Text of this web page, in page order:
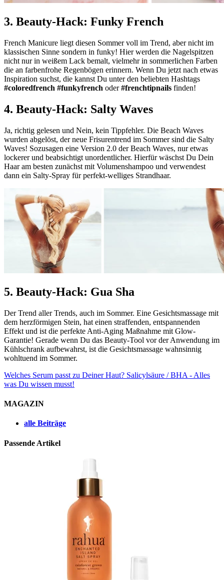
3. Beauty-Hack: Funky French
French Manicure liegt diesen Sommer voll im Trend, aber nicht im
klassischen Sinne sondern in funky! Hier werden die Nagelspitzen
nicht nur in weißem Lack bemalt, vielmehr in sommerlichen Farben
die an farbenfrohe Regenbögen erinnern. Wenn Du jetzt nach etwas
Inspiration suchst, die kannst Du unter den beliebten Hashtags
#coloredfrench #funkyfrench oder#frenchtipnails finden!
4. Beauty-Hack: Salty Waves
Ja, richtig gelesen und Nein, kein Tippfehler. Die Beach Waves
wurden abgelöst, der neue Frisurentrend im Sommer sind die Salty
Waves! Sozusagen eine Version 2.0 der Beach Waves, nur etwas
lockerer und beabsichtigt unordentlicher. Hierfür wäschst Du Dein
Haar am besten zunächst mit Volumenshampoo und verwendest
dann ein Salty-Spray für perfekt-welliges Strandhaar.
5. Beauty-Hack: Gua Sha
Der Trend aller Trends, auch im Sommer. Eine Gesichtsmassage mit
dem herzförmigen Stein, hat einen straffenden, entspannenden
Effekt und ist die perfekte Anti-Aging Maßnahme mit Glow-
Garantie! Gerade wenn Du das Beauty-Tool vor der Anwendung im
Kühlschrank aufbewahrst, ist die Gesichtsmassage wahnsinnig
wohltuend im Sommer.
Welches Serum passt zu Deiner Haut? Salicylsäure / BHA - Alles
was Du wissen musst!
MAGAZIN
alle Beiträge
Passende Artikel